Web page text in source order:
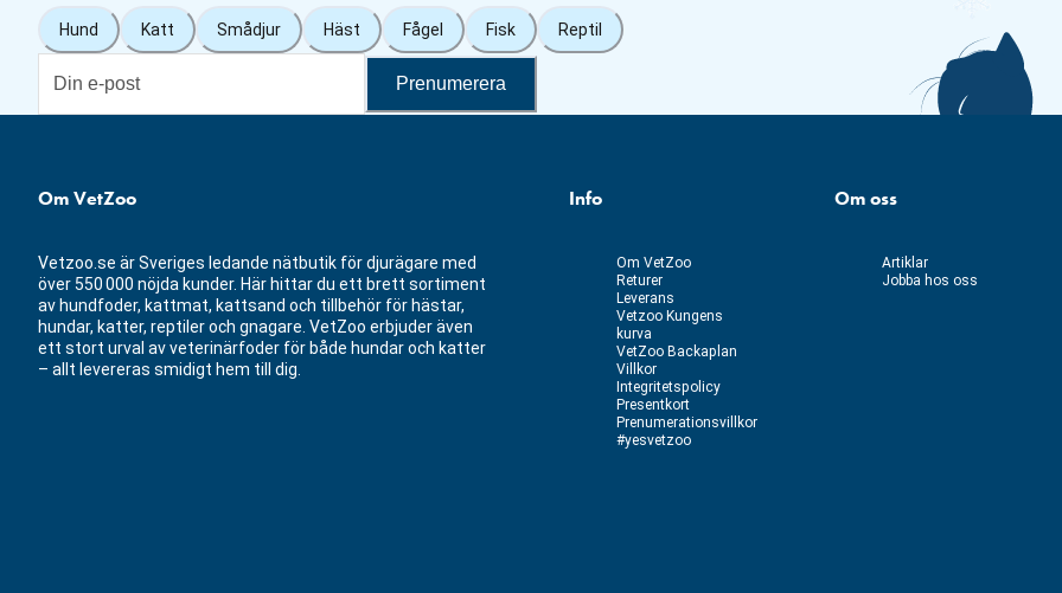
Hund Katt Smådjur Häst Fågel Fisk Reptil
Prenumerera
Om VetZoo
Vetzoo.se är Sveriges ledande nätbutik för djurägare med
över 550 000 nöjda kunder. Här hittar du ett brett sortiment
av hundfoder, kattmat, kattsand och tillbehör för hästar,
hundar, katter, reptiler och gnagare. VetZoo erbjuder även
ett stort urval av veterinärfoder för både hundar och katter
– allt levereras smidigt hem till dig.
Info
Om VetZoo
Returer
Leverans
Vetzoo Kungens
kurva
VetZoo Backaplan
Villkor
Integritetspolicy
Presentkort
Prenumerationsvillkor
#yesvetzoo
Om oss
Artiklar
Jobba hos oss